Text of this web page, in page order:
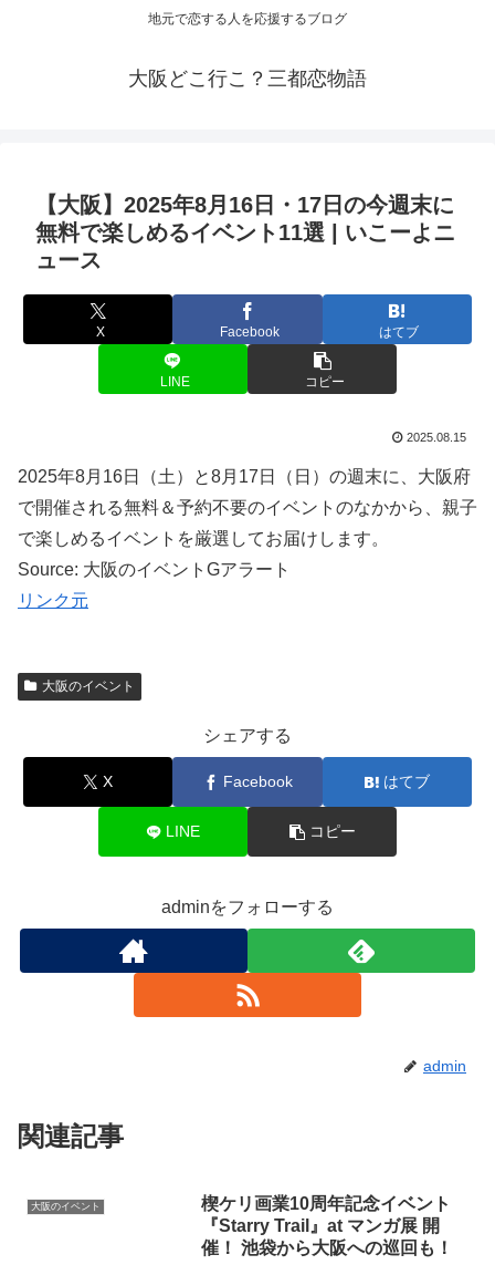
地元で恋する人を応援するブログ
大阪どこ行こ？三都恋物語
【大阪 】2025年8月16日・17日の今週末に
無料で楽しめるイベント 11選 | いこーよニ
ュース
X Facebook はてブ
LINE コピー
2025.08.15
2025年8月16日（土）と8月17日（日）の週末に、大阪府
で開催される無料＆予約不要のイベントのなかから、親子
で楽しめるイベントを厳選してお届けします。
Source: 大阪のイベントGアラート
リンク元
大阪のイベント
シェアする
X Facebook はてブ
LINE コピー
adminをフォローする
admin
関連記事
大阪のイベント 楔ケリ画業10周年記念イベント
『Starry Trail』at マンガ展 開
催！ 池袋から大阪への巡回も！